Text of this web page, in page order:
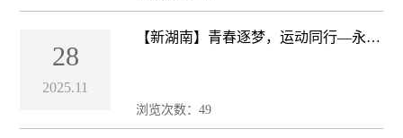
28
2025.11
【新湖南】青春逐梦，运动同行—永州
浏览次数：49